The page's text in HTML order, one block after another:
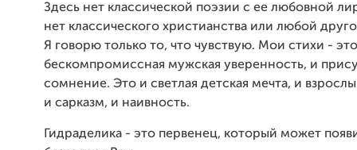
Здесь нет классической поэзии с ее любовной
нет классического христианства или любой
Я говорю только то, что чувствую. Мои стихи -
бескомпромиссная мужская уверенность, и
сомнение. Это и светлая детская мечта, и
и сарказм, и наивность.
Гидраделика - это первенец, который может